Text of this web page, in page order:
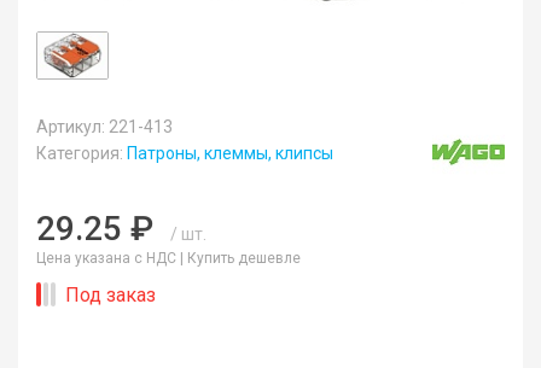
Артикул: 221-413
Категория: Патроны, клеммы, клипсы
29.25 ₽ / шт.
Цена указана с НДС | Купить дешевле
Под заказ